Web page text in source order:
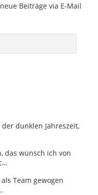
Beiträge via E-Mail
dunklen Jahreszeit,
das wünsch ich von
Team gewogen